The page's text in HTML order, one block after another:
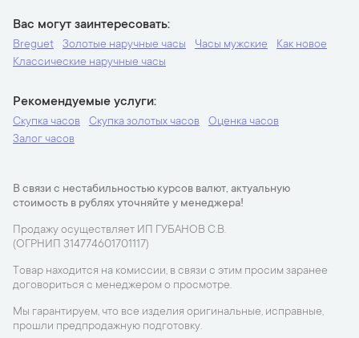
Вас могут заинтересовать
Breguet Золотые наручные часы Часы мужские
Как новое
Классические наручные часы
Рекомендуемые услуги
Скупка часов Скупка золотых часов
Оценка часов
Залог часов
В связи с нестабильностью курсов валют, актуальную
стоимость в рублях уточняйте у менеджера!
Продажу осуществляет ИП ГУБАНОВ С.В.
(ОГРНИП 314774601701117)
Товар находится на комиссии, в связи с этим просим заранее
договориться с менеджером о просмотре.
Мы гарантируем, что все изделия оригинальные, исправные,
прошли предпродажную подготовку.